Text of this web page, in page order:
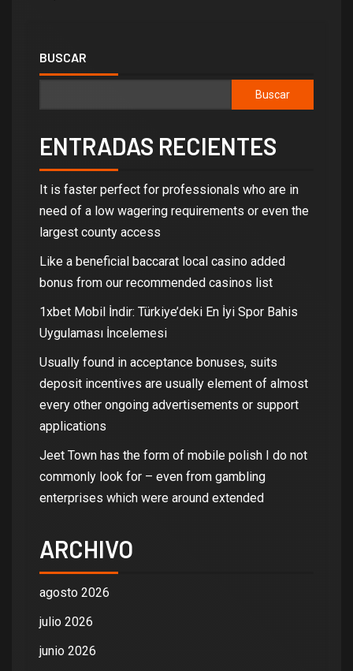
BUSCAR
Buscar
ENTRADAS RECIENTES
It is faster perfect for professionals who are in
need of a low wagering requirements or even the
largest county access
Like a beneficial baccarat local casino added
bonus from our recommended casinos list
1xbet Mobil İndir: Türkiye’deki En İyi Spor Bahis
Uygulaması İncelemesi
Usually found in acceptance bonuses, suits
deposit incentives are usually element of almost
every other ongoing advertisements or support
applications
Jeet Town has the form of mobile polish I do not
commonly look for – even from gambling
enterprises which were around extended
ARCHIVO
agosto 2026
julio 2026
junio 2026